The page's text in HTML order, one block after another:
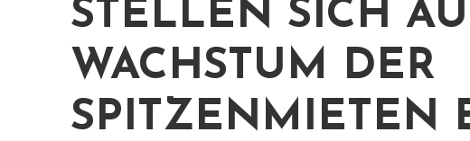
STELLEN SICH
WACHSTUM DER
SPITZENMIETEN